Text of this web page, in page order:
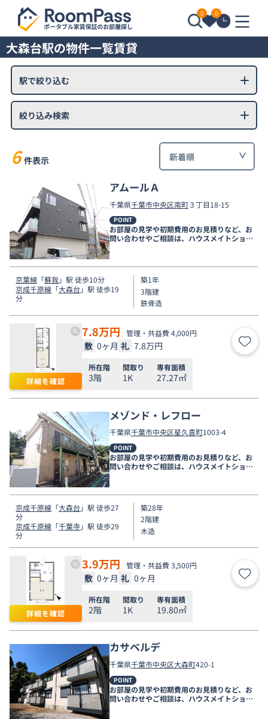
0 0
大森台駅の物件一覧賃貸
駅で絞り込む
絞り込み検索
6 件表示
アムールＡ
千葉県千葉市中央区南町３丁目18-15
POINT
お部屋の見学や初期費用のお見積りなど、お
問い合わせやご相談は、ハウスメイトショッ
プ千葉店まで。
京葉線 「蘇我」駅 徒歩10分
京成千原線 「大森台」駅 徒歩19
分
築1年
3階建
鉄骨造
詳細を確認
7.8万円 管理・共益費 4,000円
敷 0ヶ月 礼 7.8万円 お気
所在階
3階
間取り
1K
専有面積
27.27㎡
メゾンド・レフロー
千葉県千葉市中央区星久喜町1003-4
POINT
お部屋の見学や初期費用のお見積りなど、お
問い合わせやご相談は、ハウスメイトショッ
プ千葉店まで。
京成千原線 「大森台」駅 徒歩27
分
京成千原線 「千葉寺」駅 徒歩29
分
築28年
2階建
木造
詳細を確認
3.9万円 管理・共益費 3,500円
敷 0ヶ月 礼 0ヶ月 お気
所在階
2階
間取り
1K
専有面積
19.80㎡
カサベルデ
千葉県千葉市中央区大森町420-1
POINT
お部屋の見学や初期費用のお見積りなど、お
問い合わせやご相談は、ハウスメイトショッ